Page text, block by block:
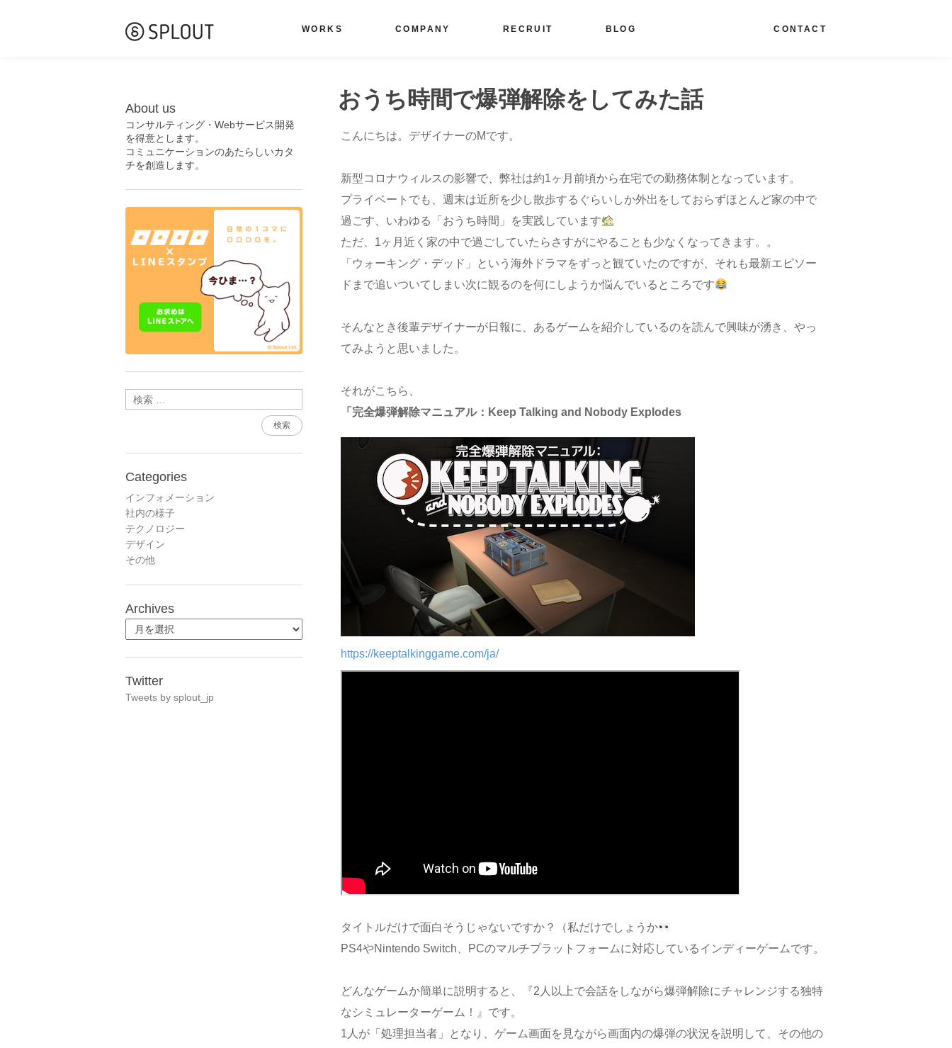
WORKS COMPANY RECRUIT BLOG CONTACT
おうち時間で爆弾解除をしてみた話
こんにちは。デザイナーのMです。
新型コロナウィルスの影響で、弊社は約1ヶ月前頃から在宅での勤務体制となっています。
プライベートでも、週末は近所を少し散歩するぐらいしか外出をしておらずほとんど家の中で
過ごす、いわゆる「おうち時間」を実践しています
ただ、1ヶ月近く家の中で過ごしていたらさすがにやることも少なくなってきます。。
「ウォーキング・デッド」という海外ドラマをずっと観ていたのですが、それも最新エピソー
ドまで追いついてしまい次に観るのを何にしようか悩んでいるところです
そんなとき後輩デザイナーが日報に、あるゲームを紹介しているのを読んで興味が湧き、やっ
てみようと思いました。
それがこちら、
「完全爆弾解除マニュアル：Keep Talking and Nobody Explodes
https://keeptalkinggame.com/ja/
タイトルだけで面白そうじゃないですか？（私だけでしょうか
PS4やNintendo Switch、PCのマルチプラットフォームに対応しているインディーゲームです。
どんなゲームか簡単に説明すると、『2人以上で会話をしながら爆弾解除にチャレンジする独特
なシミュレーターゲーム！』です。
1人が「処理担当者」となり、ゲーム画面を見ながら画面内の爆弾の状況を説明して、その他の
About us
コンサルティング・Webサービス開発
を得意とします。
コミュニケーションのあたらしいカタ
チを創造します。
検索
Categories
インフォメーション
社内の様子
テクノロジー
デザイン
その他
Archives
Twitter
Tweets by splout_jp